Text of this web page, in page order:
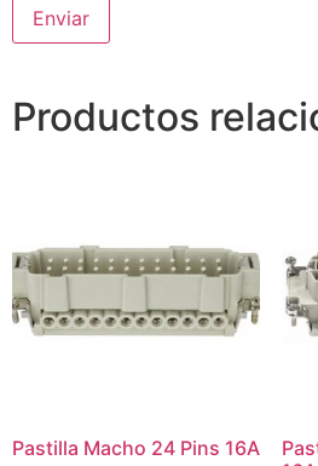
Productos
Pastilla Macho 24 Pins 16A